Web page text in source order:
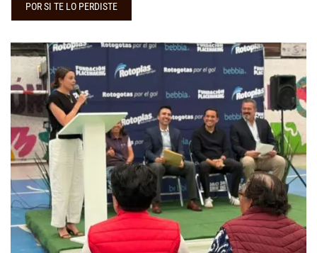
POR SI TE LO PERDISTE